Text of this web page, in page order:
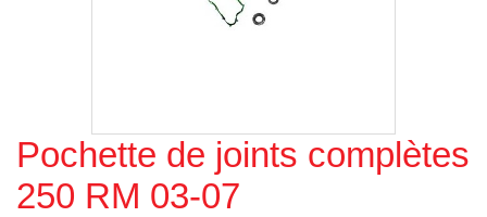
Agrandir l'image
Pochette de joints complètes
250 RM 03-07